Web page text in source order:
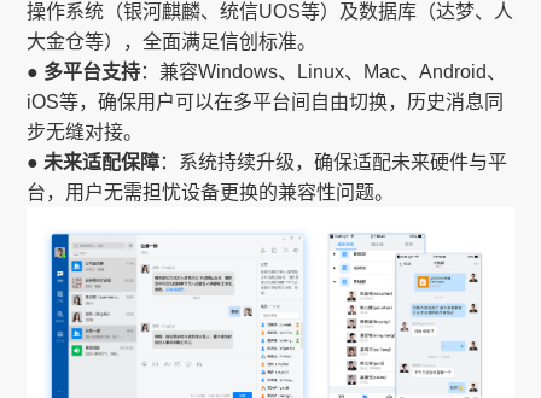
操作系统（银河麒麟、统信UOS等）及数据库（达梦、人
大金仓等），全面满足信创标准。
● 多平台支持：兼容Windows、Linux、Mac、Android、
iOS等，确保用户可以在多平台间自由切换，历史消息同
步无缝对接。
● 未来适配保障：系统持续升级，确保适配未来硬件与平
台，用户无需担忧设备更换的兼容性问题。